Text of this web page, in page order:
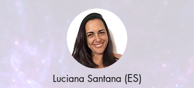
Luciana Santana (ES)